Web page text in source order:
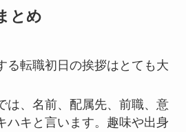
とめ
る転職初日の挨拶はとても大
は、名前、配属先、前職、意
ハキと言います。趣味や出身